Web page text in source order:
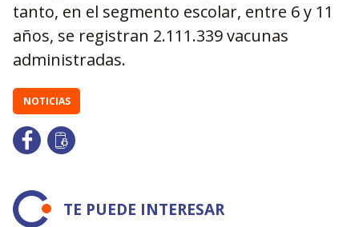
tanto, en el segmento escolar, entre 6 y 11
años, se registran 2.111.339 vacunas
administradas.
NOTICIAS
TE PUEDE INTERESAR